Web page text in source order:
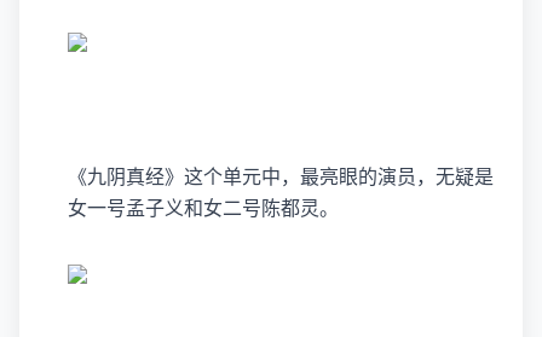
《九阴真经》这个单元中，最亮眼的演员，无疑是
女一号孟子义和女二号陈都灵。